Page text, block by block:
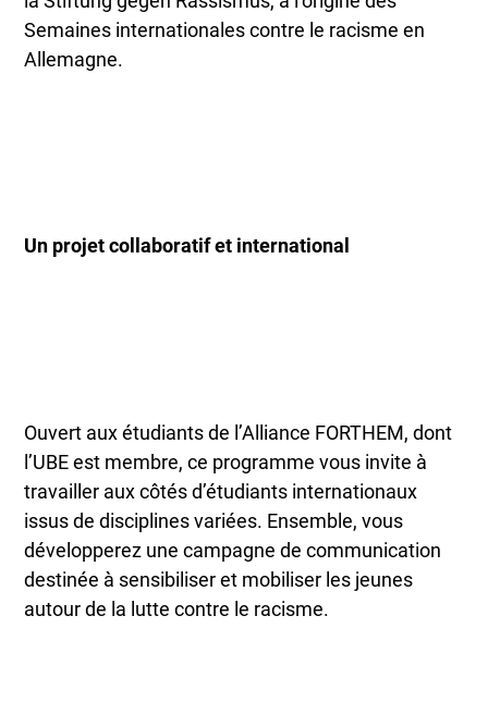
Semaines internationales contre le racisme en
Allemagne.
Un projet collaboratif et international
Ouvert aux étudiants de l’Alliance FORTHEM, dont
l’UBE est membre, ce programme vous invite à
travailler aux côtés d’étudiants internationaux
issus de disciplines variées. Ensemble, vous
développerez une campagne de communication
destinée à sensibiliser et mobiliser les jeunes
autour de la lutte contre le racisme.